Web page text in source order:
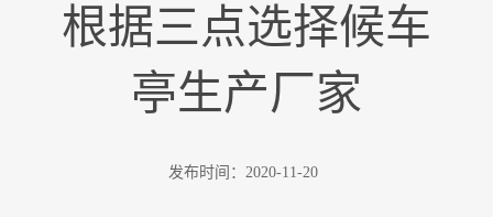
根据三点选择候车
亭生产厂家
发布时间：2020-11-20